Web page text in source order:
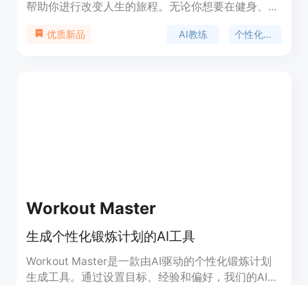
帮助你进行改变人生的旅程。无论你想要在健身、职
天和指导引导你。
优质新品 AI教练 个性化指导
Workout Master
生成个性化锻炼计划的AI工具
Workout Master是一款由AI驱动的个性化锻炼计划
生成工具。通过设置目标、经验和偏好，我们的AI会